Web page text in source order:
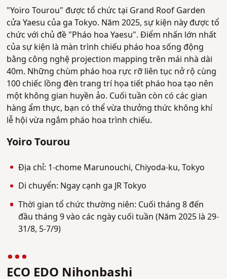
"Yoiro Tourou" được tổ chức tại Grand Roof Garden
cửa Yaesu của ga Tokyo. Năm 2025, sự kiện này được tổ
chức với chủ đề "Pháo hoa Yaesu". Điểm nhấn lớn nhất
của sự kiện là màn trình chiếu pháo hoa sống động
bằng công nghệ projection mapping trên mái nhà dài
40m. Những chùm pháo hoa rực rỡ liên tục nở rộ cùng
100 chiếc lồng đèn trang trí họa tiết pháo hoa tạo nên
một không gian huyền ảo. Cuối tuần còn có các gian
hàng ẩm thực, bạn có thể vừa thưởng thức không khí
lễ hội vừa ngắm pháo hoa trình chiếu.
Yoiro Tourou
Địa chỉ: 1-chome Marunouchi, Chiyoda-ku, Tokyo
Di chuyển: Ngay cạnh ga JR Tokyo
Thời gian tổ chức thường niên: Cuối tháng 8 đến
đầu tháng 9 vào các ngày cuối tuần (Năm 2025 là 29-
31/8, 5-7/9)
ECO EDO Nihonbashi